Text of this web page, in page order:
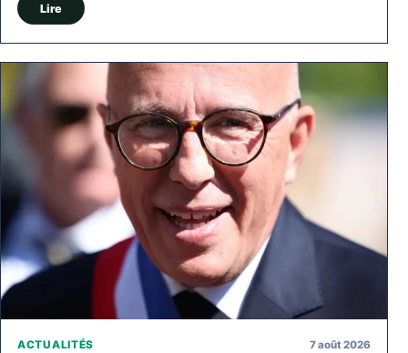
Lire
ACTUALITÉS 7 août 2026